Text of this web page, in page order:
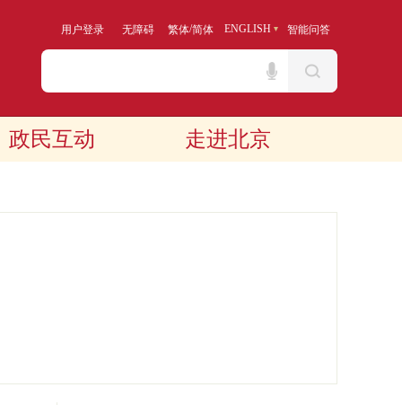
用户登录 无障碍 繁体/简体 ENGLISH 智能问答
政民互动 走进北京